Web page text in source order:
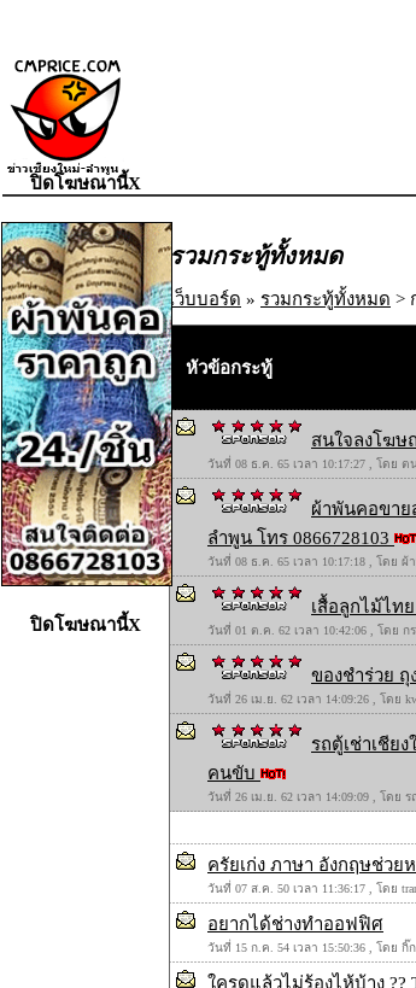
รวมกระทู้ทั้งหมด
เว็บบอร์ด » รวมกระทู้ทั้งหมด >
หัวข้อกระทู้
สนใจลงโฆษ
วันที่ 08 ธ.ค. 65 เวลา 10:17:27 , โดย ต
ผ้าพันคอขาย
ลำพูน โทร 0866728103
วันที่ 08 ธ.ค. 65 เวลา 10:17:18 , โดย
เสื้อลูกไม้ไท
วันที่ 01 ต.ค. 62 เวลา 10:42:06 , โดย ก
ของชำร่วย ถุ
วันที่ 26 เม.ย. 62 เวลา 14:09:26 , โดย
รถตู้เช่าเชีย
คนขับ
วันที่ 26 เม.ย. 62 เวลา 14:09:09 , โดย
ครัยเก่ง ภาษา อังกฤษช่วย
วันที่ 07 ส.ค. 50 เวลา 11:36:17 , โดย
อยากได้ช่างทำออฟฟิศ
วันที่ 15 ก.ค. 54 เวลา 15:50:36 , โดย กิ๊ก
ใครดูแล้วไม่ร้องไห้บ้าง ??
ปิดโฆษณานี้X
ปิดโฆษณานี้X